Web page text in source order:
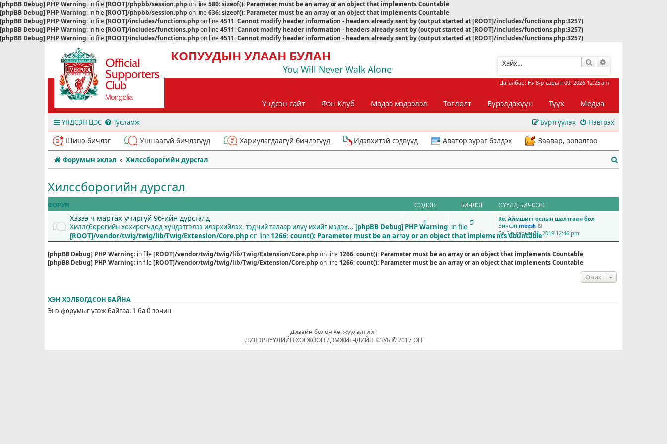
[phpBB Debug] PHP Warning: in file[ROOT]/phpbb/session.php on line580:sizeof(): Parameter must be an array or an object that implements Countable
[phpBB Debug] PHP Warning: in file[ROOT]/phpbb/session.php on line636:sizeof(): Parameter must be an array or an object that implements Countable
[phpBB Debug] PHP Warning: in file[ROOT]/includes/functions.php on line4511:Cannot modify header information - headers already sent by (output started at [ROOT]/includes/functions.php:3257)
[phpBB Debug] PHP Warning: in file[ROOT]/includes/functions.php on line4511:Cannot modify header information - headers already sent by (output started at [ROOT]/includes/functions.php:3257)
[phpBB Debug] PHP Warning: in file[ROOT]/includes/functions.php on line4511:Cannot modify header information - headers already sent by (output started at [ROOT]/includes/functions.php:3257)
КОПУУДЫН УЛААН БУЛАН
You Will Never Walk Alone
Хайлт
Цагалбар: Ня 8-р сарын 09, 2026 12:25 am
Үндсэн сайт Фэн Клуб Мэдээ мэдээлэл Тоглолт Бүрэлдэхүүн Түүх Медиа
ҮНДСЭН ЦЭС Тусламж Нэвтрэх
Бүртгүүлэх
Шинэ бичлэг Уншаагүй бичлэгүүд Хариулагдаагүй бичлэгүүд Идэвхитэй сэдвүүд Аватор зураг бэлдэх Заавар, зөвөлгөө
Форумын эхлэл Хилссборогийн дурсгал
Хилссборогийн дурсгал
ФОРУМ СЭДЭВ БИЧЛЭГ СҮҮЛД БИЧСЭН
Хэзээ ч мартах учиргүй 96-ийн дурсгалд
Хиллсборогийн хохирогчдод хүндэтгэлээ илэрхийлэх, тэдний талаар илүү ихийг мэдэх... [phpBB Debug] PHP Warning: in file
[ROOT]/vendor/twig/twig/lib/Twig/Extension/Core.phpon line 1266: count(): Parameter must be an array or an object that implements Countable
1 5
Re: Аймшигт ослын шалтгаан бол
Бичсэн meesh
ү
ү
и
й
Ба 5-р сарын 31, 2019 12:46 pm
[phpBB Debug] PHP Warning: in file[ROOT]/vendor/twig/twig/lib/Twig/Extension/Core.php on line 1266:count(): Parameter must be an array or an object that implements Countable
[phpBB Debug] PHP Warning: in file[ROOT]/vendor/twig/twig/lib/Twig/Extension/Core.php on line 1266:count(): Parameter must be an array or an object that implements Countable
Очих
ХЭН ХОЛБОГДСОН БАЙНА
Энэ форумыг үзэж байгаа: 1 ба 0 зочин
Дизайн болон Хөгжүүлэлтийг
ЛИВЭРПҮҮЛИЙН ХӨГЖӨӨН ДЭМЖИГЧДИЙН КЛУБ © 2017 ОН